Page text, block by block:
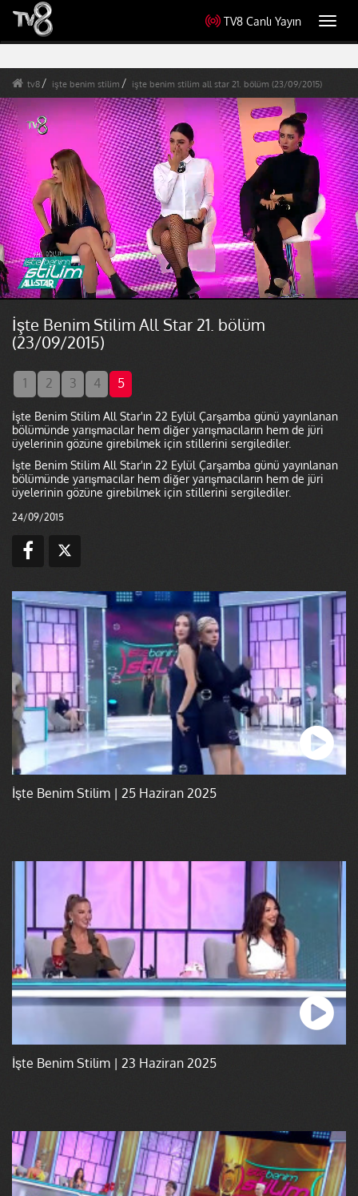
TV8 Canlı Yayın
tv8 işte benim stilim işte benim stilim all star 21. bölüm (23/09/2015)
İşte Benim Stilim All Star 21. bölüm
(23/09/2015)
1 2 3 4 5
İşte Benim Stilim All Star'ın 22 Eylül Çarşamba günü yayınlanan
bölümünde yarışmacılar hem diğer yarışmacıların hem de jüri
üyelerinin gözüne girebilmek için stillerini sergilediler.
İşte Benim Stilim All Star'ın 22 Eylül Çarşamba günü yayınlanan
bölümünde yarışmacılar hem diğer yarışmacıların hem de jüri
üyelerinin gözüne girebilmek için stillerini sergilediler.
24/09/2015
İşte Benim Stilim | 25 Haziran 2025
İşte Benim Stilim | 23 Haziran 2025